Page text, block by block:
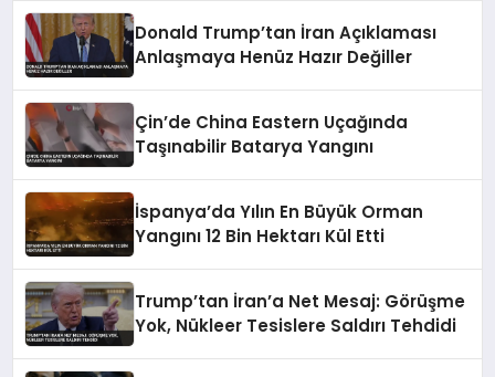
Donald Trump’tan İran Açıklaması
Anlaşmaya Henüz Hazır Değiller
Çin’de China Eastern Uçağında
Taşınabilir Batarya Yangını
İspanya’da Yılın En Büyük Orman
Yangını 12 Bin Hektarı Kül Etti
Trump’tan İran’a Net Mesaj: Görüşme
Yok, Nükleer Tesislere Saldırı Tehdidi